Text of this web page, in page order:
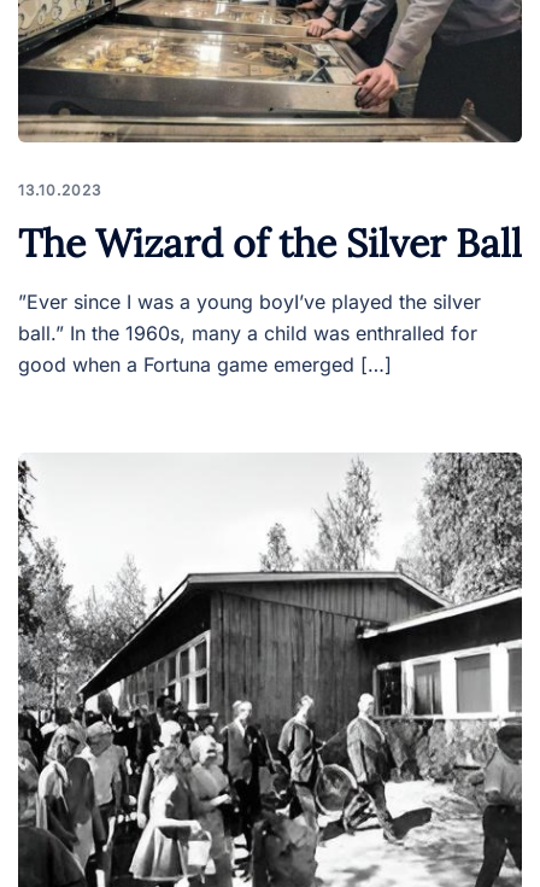
13.10.2023
The Wizard of the Silver Ball
”Ever since I was a young boyI’ve played the silver
ball.” In the 1960s, many a child was enthralled for
good when a Fortuna game emerged […]